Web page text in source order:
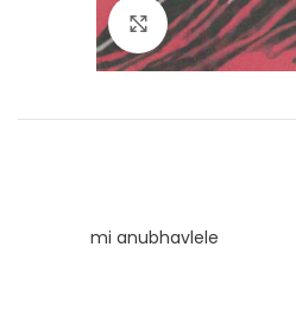
Click to enlarge
mi anubhavlele